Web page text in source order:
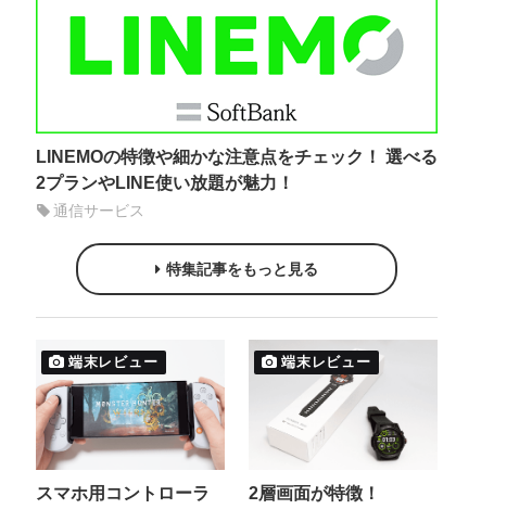
LINEMOの特徴や細かな注意点をチェック！ 選べる
2プランやLINE使い放題が魅力！
通信サービス
特集記事をもっと見る
端末レビュー
スマホ用コントローラ
端末レビュー
2層画面が特徴！